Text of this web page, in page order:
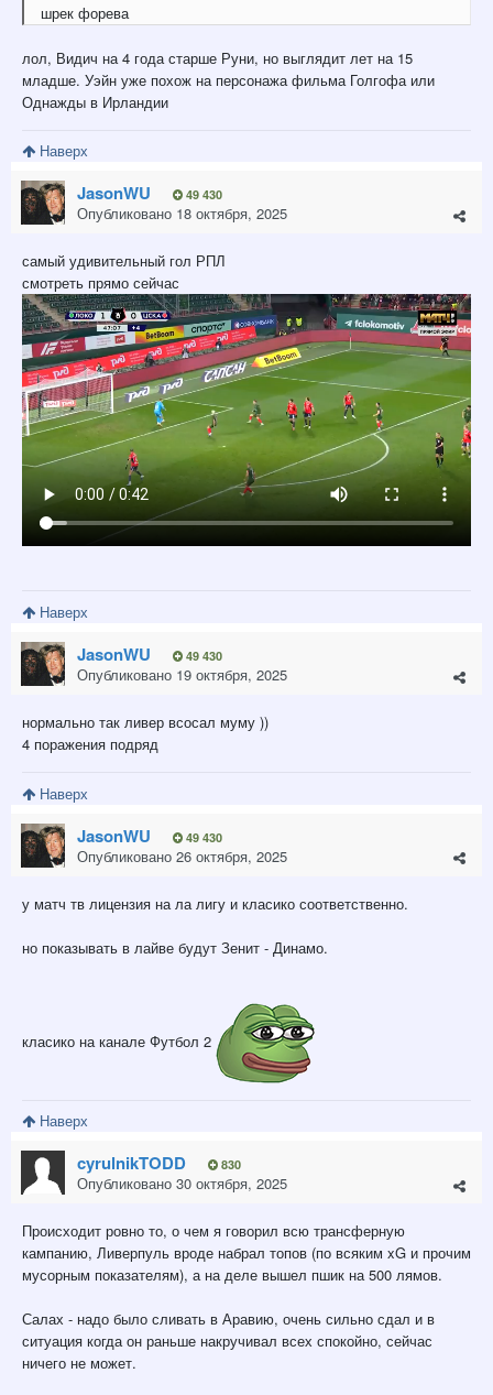
шрек форева
лол, Видич на 4 года старше Руни, но выглядит лет на 15
младше. Уэйн уже похож на персонажа фильма Голгофа или
Однажды в Ирландии
Наверх
JasonWU 49 430
Опубликовано 18 октября, 2025
самый удивительный гол РПЛ
смотреть прямо сейчас
Наверх
JasonWU 49 430
Опубликовано 19 октября, 2025
нормально так ливер всосал муму ))
4 поражения подряд
Наверх
JasonWU 49 430
Опубликовано 26 октября, 2025
у матч тв лицензия на ла лигу и класико соответственно.
но показывать в лайве будут Зенит - Динамо.
класико на канале Футбол 2
Наверх
cyrulnikTODD 830
Опубликовано 30 октября, 2025
Происходит ровно то, о чем я говорил всю трансферную
кампанию, Ливерпуль вроде набрал топов (по всяким xG и прочим
мусорным показателям), а на деле вышел пшик на 500 лямов.
Салах - надо было сливать в Аравию, очень сильно сдал и в
ситуация когда он раньше накручивал всех спокойно, сейчас
ничего не может.